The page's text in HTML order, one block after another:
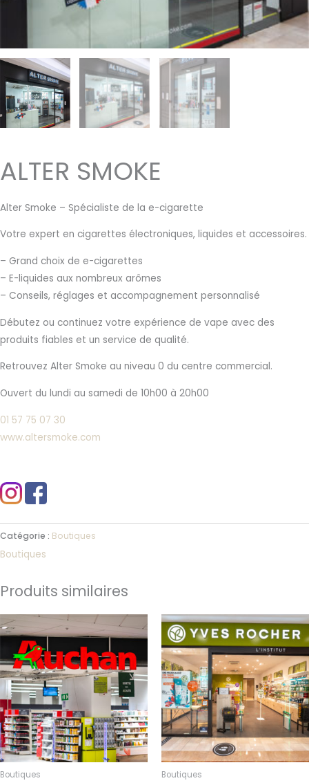
ALTER SMOKE
Alter Smoke – Spécialiste de la e-cigarette
Votre expert en cigarettes électroniques, liquides et accessoires.
– Grand choix de e-cigarettes
– E-liquides aux nombreux arômes
– Conseils, réglages et accompagnement personnalisé
Débutez ou continuez votre expérience de vape avec des
produits fiables et un service de qualité.
Retrouvez Alter Smoke au niveau 0 du centre commercial.
Ouvert du lundi au samedi de 10h00 à 20h00
01 57 75 07 30
www.altersmoke.com
Catégorie : Boutiques
Boutiques
Produits similaires
Boutiques Boutiques